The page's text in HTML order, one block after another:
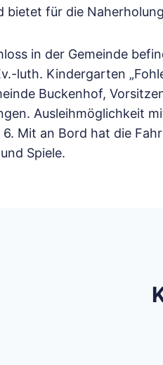
bietet für die
in der Gemeinde
luth. Kindergarten
Buckenhof,
Ausleihmöglichkeit
Mit an Bord hat die
Spiele.